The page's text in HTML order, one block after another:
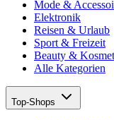
Mode &
Elektronik
Reisen & Urlaub
Sport & Freizeit
Beauty &
Alle Kategorien
Top-Shops